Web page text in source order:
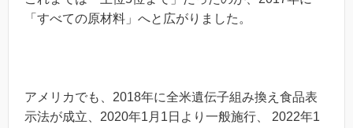
「すべての原材料」へと広がりました。
アメリカでも、2018年に全米遺伝子組み換え食品表
示法が成立、2020年1月1日より一般施行、 2022年1